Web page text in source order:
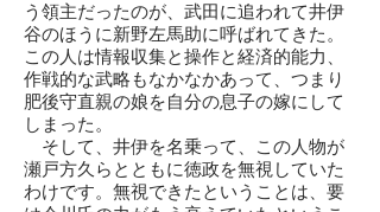
う領主だったのが、武田に追われて井伊
谷のほうに新野左馬助に呼ばれてきた。
この人は情報収集と操作と経済的能力、
作戦的な武略もなかなかあって、つまり
肥後守直親の娘を自分の息子の嫁にして
しまった。
そして、井伊を名乗って、この人物が
瀬戸方久らとともに徳政を無視していた
わけです。無視できたということは、要